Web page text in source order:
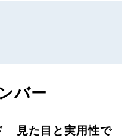
バー
見た目と実用性で